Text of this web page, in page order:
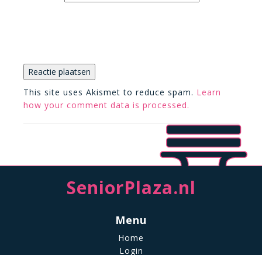
This site uses Akismet to reduce spam. Learn
how your comment data is processed.
SeniorPlaza.nl
Menu
Home
Login